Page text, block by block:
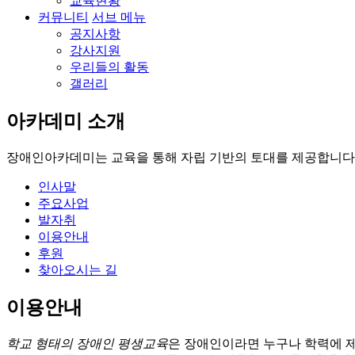
커뮤니티 서브 메뉴
공지사항
강사지원
우리들의 활동
갤러리
아카데미 소개
장애인아카데미는 교육을 통해 자립 기반의 토대를 제공합니
인사말
주요사업
발자취
이용안내
후원
찾아오시는 길
이용안내
학교 형태의 장애인 평생교육은 장애인이라면 누구나 학력에